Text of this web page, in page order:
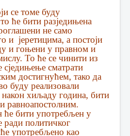
се томе буду
ће бити разједињена
не само
и јеретицима, а постоји
и гоњени у правном и
То ће се чинити из
сједињење сматрати
достигнућем, тако да
буду реализовали
хиљаду година, бити
равноапостолним.
ће бити употребљен у
ради политичког
употребљено као